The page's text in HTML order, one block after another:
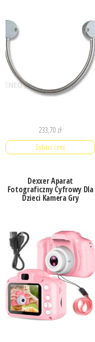
233,70 zł
Zobacz cenę
Dexxer Aparat
Fotograficzny Cyfrowy Dla
Dzieci Kamera Gry